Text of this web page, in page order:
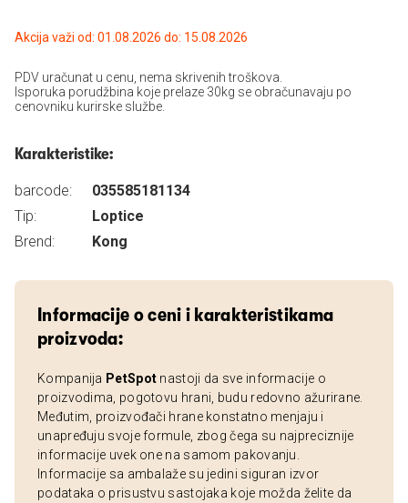
Akcija važi od: 01.08.2026 do: 15.08.2026
PDV uračunat u cenu, nema skrivenih troškova.
Isporuka porudžbina koje prelaze 30kg se obračunavaju po
cenovniku kurirske službe.
Karakteristike:
barcode:
035585181134
Tip:
Loptice
Brend:
Kong
Informacije o ceni i karakteristikama
proizvoda:
Kompanija PetSpot nastoji da sve informacije o
proizvodima, pogotovu hrani, budu redovno ažurirane.
Međutim, proizvođači hrane konstatno menjaju i
unapređuju svoje formule, zbog čega su najpreciznije
informacije uvek one na samom pakovanju.
Informacije sa ambalaže su jedini siguran izvor
podataka o prisustvu sastojaka koje možda želite da